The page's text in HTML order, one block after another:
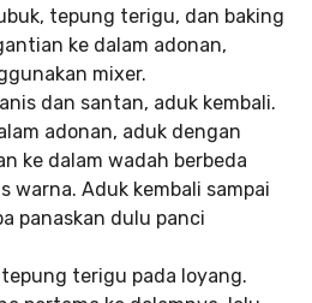
tepung terigu, dan baking
ke dalam adonan,
mixer.
dan santan, aduk kembali.
adonan, aduk dengan
ke dalam wadah berbeda
warna. Aduk kembali sampai
panaskan dulu panci
terigu pada loyang.